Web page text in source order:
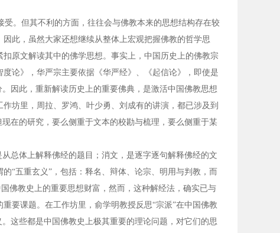
。但其不利的方面，往往会与佛教本来的思想结构存在较
此，虽然大家还想继续从整体上宏观把握佛教的哲学思
原文解读其中的佛学思想。事实上，中国历史上的佛教宗
论》，华严宗主要依据《华严经》、《起信论》，即使是
因此，重新解读历史上的重要佛典，是激活中国佛教思想
坊里，周拉、罗鸿、叶少勇、刘成有的讲演，都已涉及到
在的研究，要么侧重于文本的校勘与梳理，要么侧重于某
总体上解释佛经的题目；消文，是逐字逐句解释佛经的文
“五重玄义”，包括：释名、辩体、论宗、明用与判教，而
佛教史上的重要思想财富，然而，这种解经法，确实已与
要课题。在工作坊里，俞学明教授反思“宗派”在中国佛教
这些都是中国佛教史上极其重要的理论问题，对它们的思